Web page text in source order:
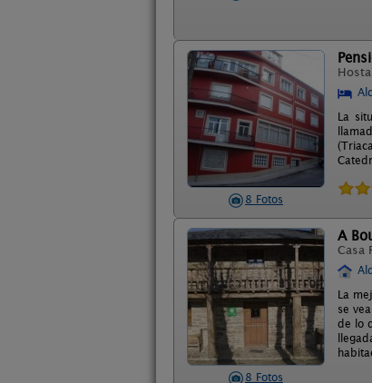
8 Fotos
La
8 Fotos
A
Casa
La
se
de lo